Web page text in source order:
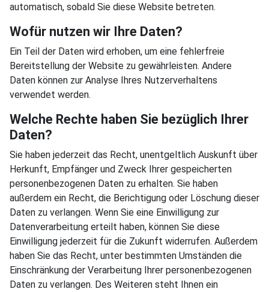
automatisch, sobald Sie diese Website betreten.
Wofür nutzen wir Ihre Daten?
Ein Teil der Daten wird erhoben, um eine fehlerfreie
Bereitstellung der Website zu gewährleisten. Andere
Daten können zur Analyse Ihres Nutzerverhaltens
verwendet werden.
Welche Rechte haben Sie bezüglich Ihrer
Daten?
Sie haben jederzeit das Recht, unentgeltlich Auskunft über
Herkunft, Empfänger und Zweck Ihrer gespeicherten
personenbezogenen Daten zu erhalten. Sie haben
außerdem ein Recht, die Berichtigung oder Löschung dieser
Daten zu verlangen. Wenn Sie eine Einwilligung zur
Datenverarbeitung erteilt haben, können Sie diese
Einwilligung jederzeit für die Zukunft widerrufen. Außerdem
haben Sie das Recht, unter bestimmten Umständen die
Einschränkung der Verarbeitung Ihrer personenbezogenen
Daten zu verlangen. Des Weiteren steht Ihnen ein